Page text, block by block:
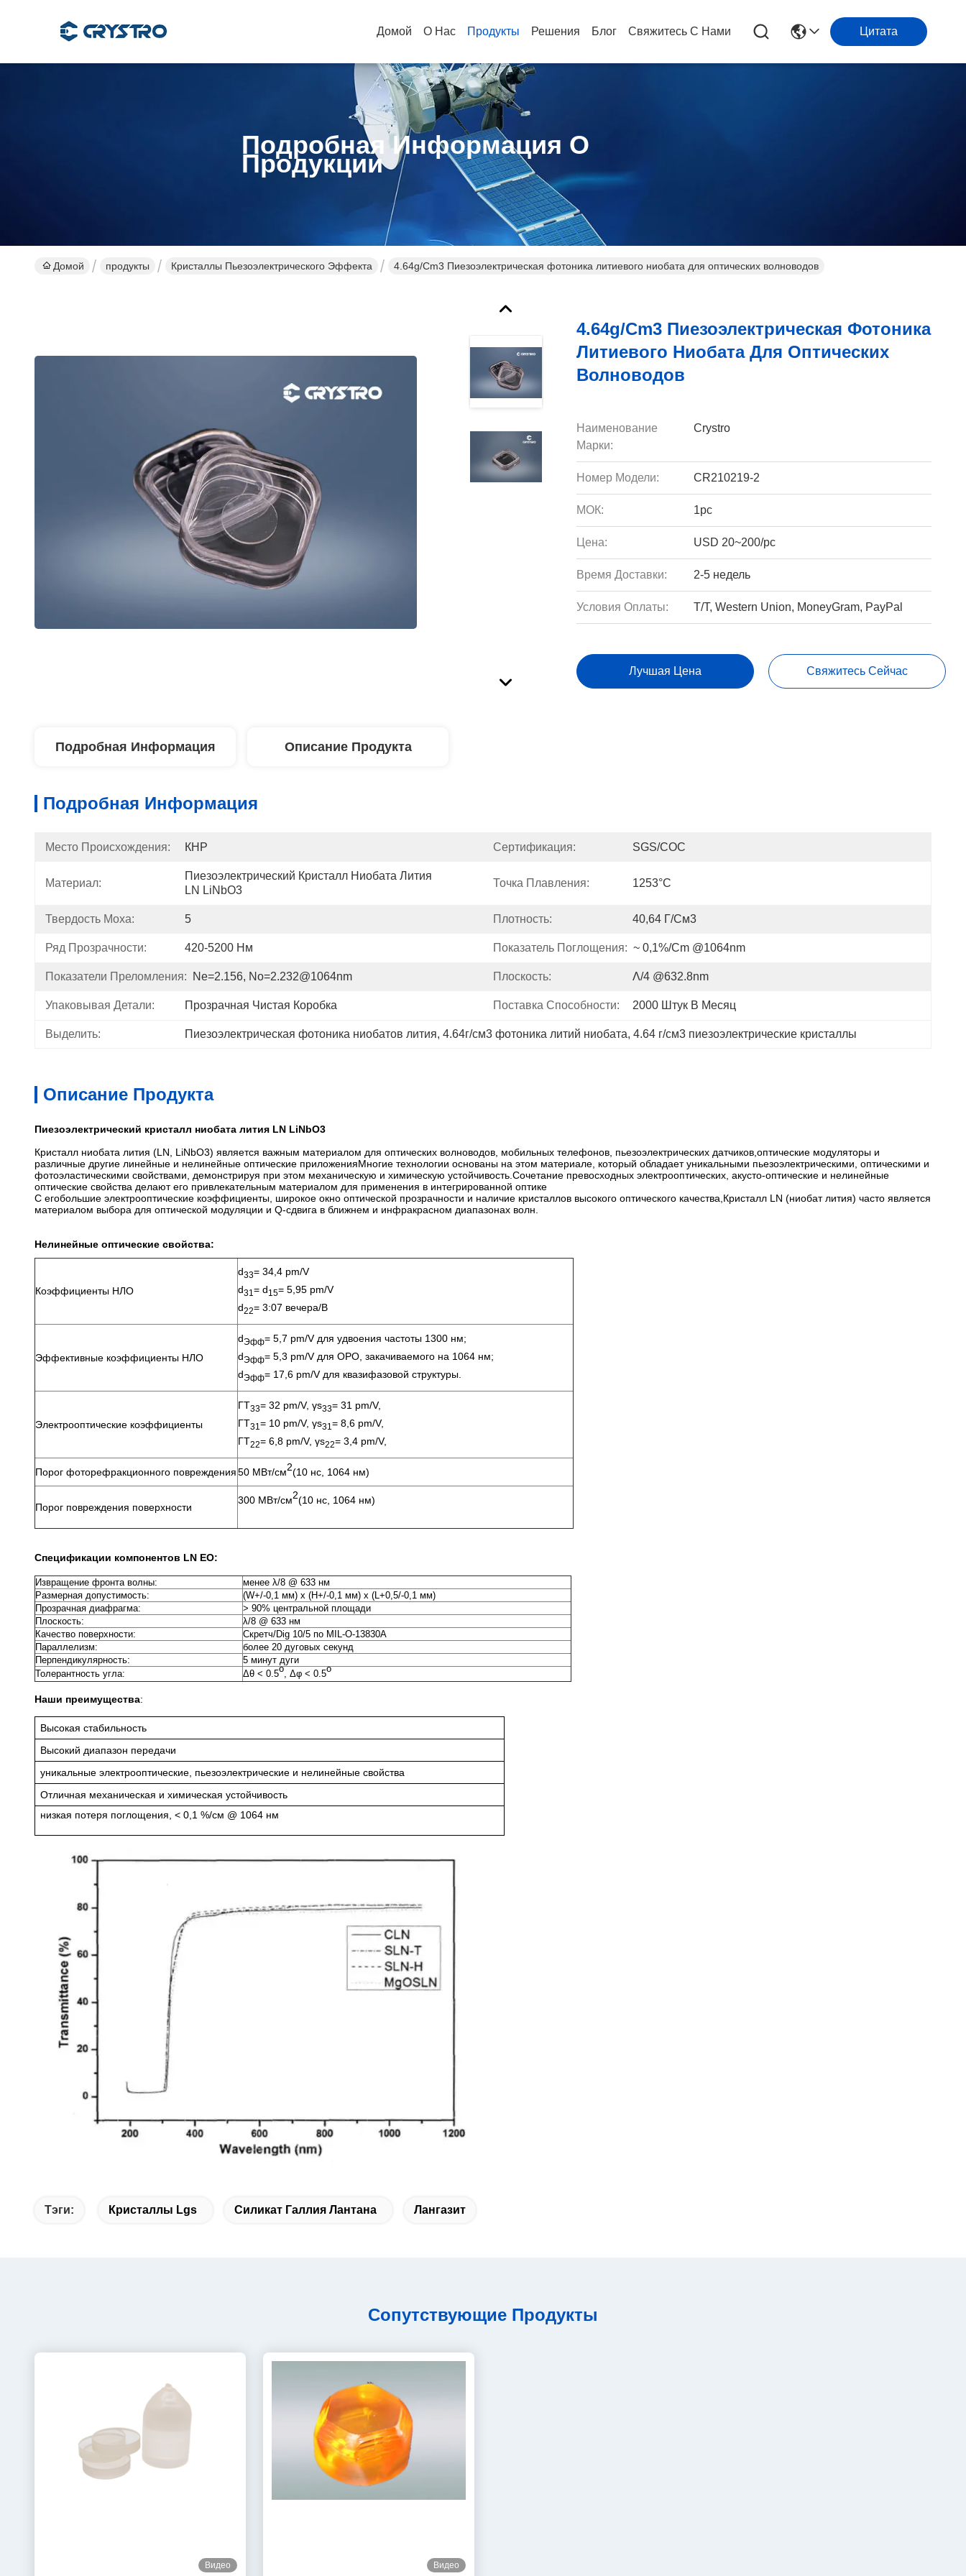
Домой О Нас Продукты Решения Блог Свяжитесь С Нами Цитата
Подробная Информация О
Продукции
Домой продукты Кристаллы Пьезоэлектрического Эффекта 4.64g/Cm3 Пиезоэлектрическая фотоника литиевого ниобата для оптических волноводов
4.64g/Cm3 Пиезоэлектрическая Фотоника
Литиевого Ниобата Для Оптических
Волноводов
Наименование
Марки:
Crystro
Номер Модели: CR210219-2
МОК: 1pc
Цена: USD 20~200/pc
Время Доставки: 2-5 недель
Условия Оплаты: T/T, Western Union, MoneyGram, PayPal
Лучшая Цена Свяжитесь Сейчас
Подробная Информация Описание Продукта
Подробная Информация
Место Происхождения: КНР Сертификация: SGS/COC
Материал:
Пиезоэлектрический Кристалл Ниобата Лития
LN LiNbO3
Точка Плавления: 1253°C
Твердость Моха: 5 Плотность: 40,64 Г/см3
Ряд Прозрачности: 420-5200 Нм Показатель Поглощения: ~ 0,1%/cm @1064nm
Показатели Преломления: Ne=2.156, No=2.232@1064nm Плоскость: Λ/4 @632.8nm
Упаковывая Детали: Прозрачная Чистая Коробка Поставка Способности: 2000 Штук В Месяц
Выделить: Пиезоэлектрическая фотоника ниобатов лития, 4.64г/см3 фотоника литий ниобата, 4.64 г/см3 пиезоэлектрические кристаллы
Описание Продукта
Пиезоэлектрический кристалл ниобата лития LN LiNbO3
Кристалл ниобата лития (LN, LiNbO3) является важным материалом для оптических волноводов, мобильных телефонов, пьезоэлектрических датчиков,оптические модуляторы и
различные другие линейные и нелинейные оптические приложенияМногие технологии основаны на этом материале, который обладает уникальными пьезоэлектрическими, оптическими и
фотоэластическими свойствами, демонстрируя при этом механическую и химическую устойчивость.Сочетание превосходных электрооптических, акусто-оптические и нелинейные
оптические свойства делают его привлекательным материалом для применения в интегрированной оптике
С егобольшие электрооптические коэффициенты, широкое окно оптической прозрачности и наличие кристаллов высокого оптического качества,Кристалл LN (ниобат лития) часто является
материалом выбора для оптической модуляции и Q-сдвига в ближнем и инфракрасном диапазонах волн.
Нелинейные оптические свойства:
Коэффициенты НЛО
d33= 34,4 pm/V
d31 = d15= 5,95 pm/V
d22= 3:07 вечера/В
Эффективные коэффициенты НЛО
dЭфф= 5,7 pm/V для удвоения частоты 1300 нм;
dЭфф= 5,3 pm/V для OPO, закачиваемого на 1064 нм;
dЭфф= 17,6 pm/V для квазифазовой структуры.
Электрооптические коэффициенты
ГТ33= 32 pm/V, γs33= 31 pm/V,
ГТ31 = 10 pm/V, γs31 = 8,6 pm/V,
ГТ22= 6,8 pm/V, γs22= 3,4 pm/V,
Порог фоторефракционного повреждения50 МВт/см2(10 нс, 1064 нм)
Порог повреждения поверхности
300 МВт/см2(10 нс, 1064 нм)
Спецификации компонентов LN EO:
Извращение фронта волны:
менее λ/8 @ 633 нм
Размерная допустимость:
(W+/-0,1 мм) x (H+/-0,1 мм) x (L+0,5/-0,1 мм)
Прозрачная диафрагма:
> 90% центральной площади
Плоскость:
λ/8 @ 633 нм
Качество поверхности:
Скретч/Dig 10/5 по MIL-O-13830A
Параллелизм:
более 20 дуговых секунд
Перпендикулярность:
5 минут дуги
Толерантность угла:
Δθ < 0.5o, Δφ < 0.5o
Наши преимущества:
Высокая стабильность
Высокий диапазон передачи
уникальные электрооптические, пьезоэлектрические и нелинейные свойства
Отличная механическая и химическая устойчивость
низкая потеря поглощения, < 0,1 %/см @ 1064 нм
Тэги: Кристаллы Lgs Силикат Галлия Лантана Лангазит
Сопутствующие Продукты
Видео Видео